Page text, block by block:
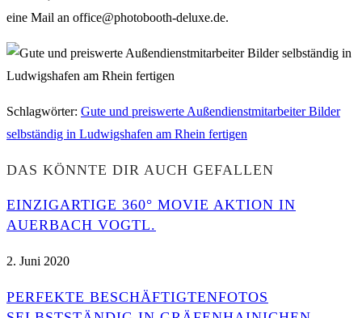
eine Mail an office@photobooth-deluxe.de.
Schlagwörter: Gute und preiswerte Außendienstmitarbeiter Bilder
selbständig in Ludwigshafen am Rhein fertigen
DAS KÖNNTE DIR AUCH GEFALLEN
EINZIGARTIGE 360° MOVIE AKTION IN
AUERBACH VOGTL.
2. Juni 2020
PERFEKTE BESCHÄFTIGTENFOTOS